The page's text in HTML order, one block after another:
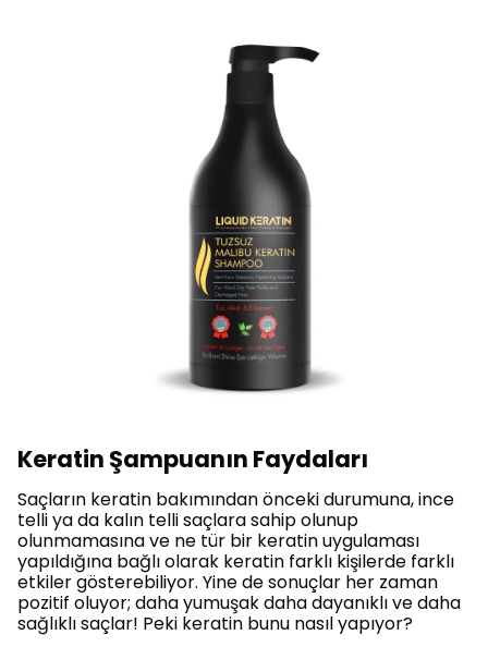
Keratin Şampuanın Faydaları
Saçların keratin bakımından önceki durumuna, ince
telli ya da kalın telli saçlara sahip olunup
olunmamasına ve ne tür bir keratin uygulaması
yapıldığına bağlı olarak keratin farklı kişilerde farklı
etkiler gösterebiliyor. Yine de sonuçlar her zaman
pozitif oluyor; daha yumuşak daha dayanıklı ve daha
sağlıklı saçlar! Peki keratin bunu nasıl yapıyor?